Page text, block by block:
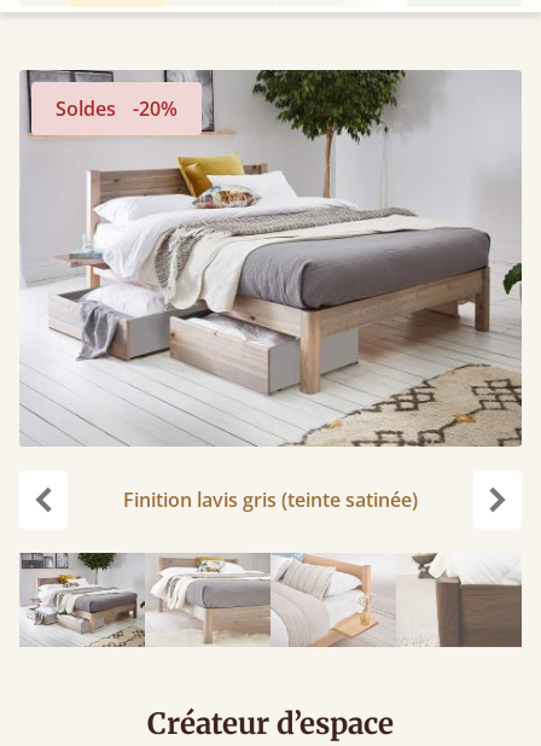
Soldes -20%
Finition lavis gris (teinte satinée)
Créateur d’espace